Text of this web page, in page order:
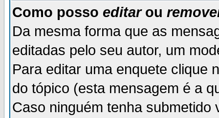
Como posso editarou
Da mesma forma que as
editadas pelo seu autor, um
Para editar uma enquete clique
do tópico (esta mensagem é a
Caso ninguém tenha